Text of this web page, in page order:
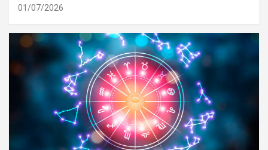
01/07/2026